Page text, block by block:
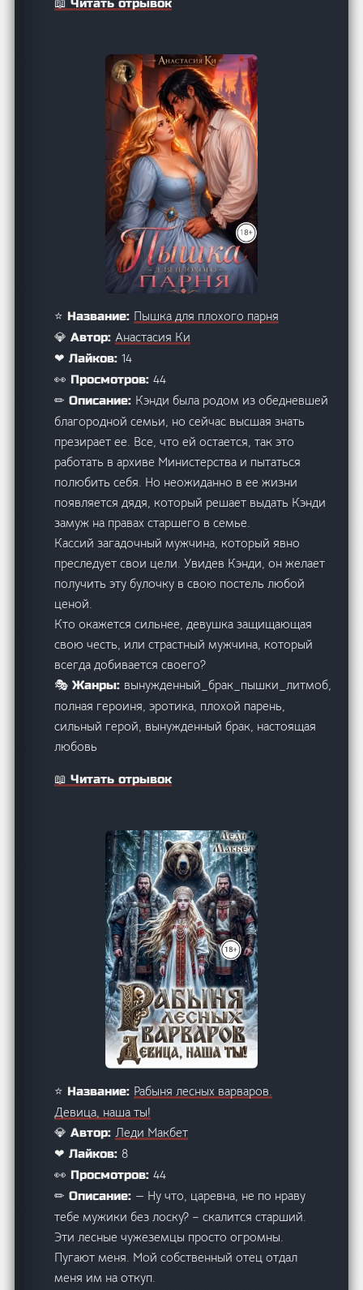
📖 Читать отрывок
⭐ Название: Пышка для плохого парня
💎 Автор:Анастасия Ки
❤ Лайков:14
👀 Просмотров:44
✏ Описание: Кэнди была родом из обедневшей
благородной семьи, но сейчас высшая знать
презирает ее. Все, что ей остается, так это
работать в архиве Министерства и пытаться
полюбить себя. Но неожиданно в ее жизни
появляется дядя, который решает выдать Кэнди
замуж на правах старшего в семье.
Кассий загадочный мужчина, который явно
преследует свои цели. Увидев Кэнди, он желает
получить эту булочку в свою постель любой
ценой.
Кто окажется сильнее, девушка защищающая
свою честь, или страстный мужчина, который
всегда добивается своего?
🎭 Жанры: вынужденный_брак_пышки_литмоб,
полная героиня, эротика, плохой парень,
сильный герой, вынужденный брак, настоящая
любовь
📖 Читать отрывок
⭐ Название: Рабыня лесных варваров.
Девица, наша ты!
💎 Автор:Леди Макбет
❤ Лайков:8
👀 Просмотров:44
✏ Описание: — Ну что, царевна, не по нраву
тебе мужики без лоску? – скалится старший.
Эти лесные чужеземцы просто огромны.
Пугают меня. Мой собственный отец отдал
меня им на откуп.